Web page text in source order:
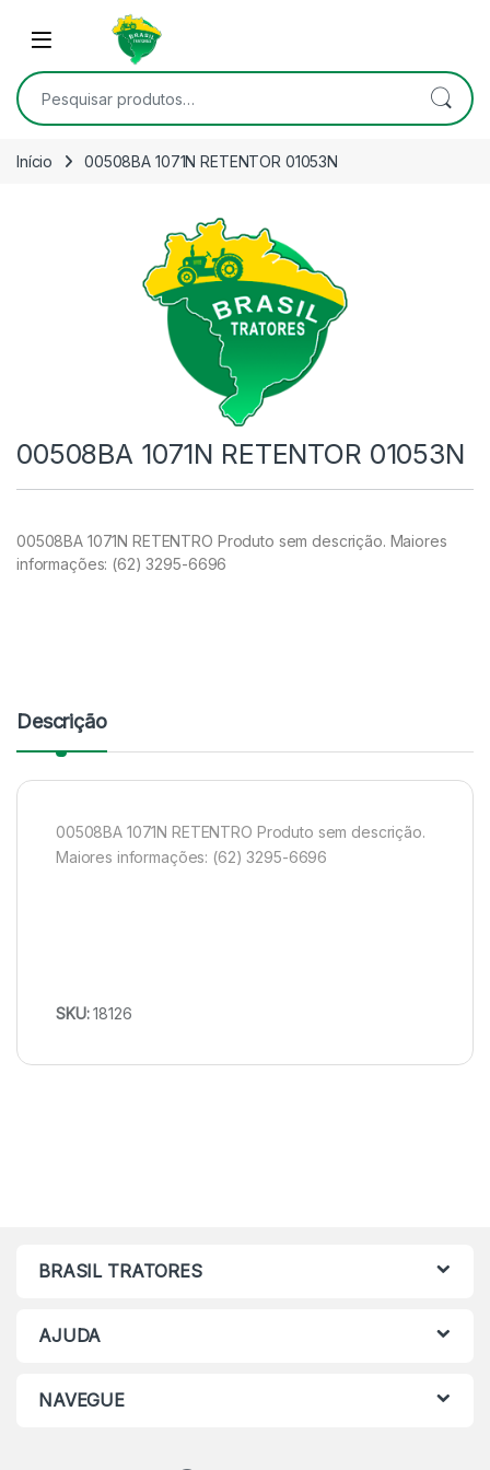
Skip to navigation
Open
Pesquisar por:
Início 00508BA 1071N RETENTOR 01053N
00508BA 1071N RETENTOR 01053N
00508BA 1071N RETENTRO Produto sem descrição. Maiores
informações: (62) 3295-6696
Descrição
00508BA 1071N RETENTRO Produto sem descrição.
Maiores informações: (62) 3295-6696
SKU:18126
BRASIL TRATORES
AJUDA
NAVEGUE